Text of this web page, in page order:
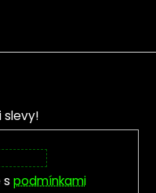
slevy!
s podmínkami